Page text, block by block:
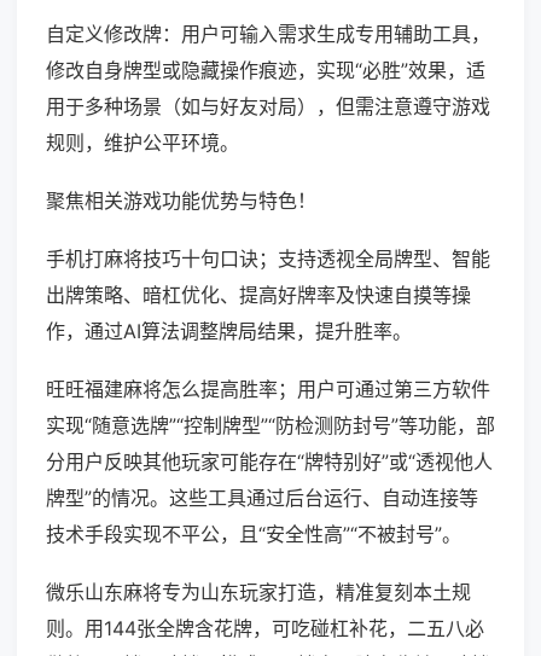
自定义修改牌：用户可输入需求生成专用辅助工具，
修改自身牌型或隐藏操作痕迹，实现“必胜”效果，适
用于多种场景（如与好友对局），但需注意遵守游戏
规则，维护公平环境。
聚焦相关游戏功能优势与特色！
手机打麻将技巧十句口诀；支持透视全局牌型、智能
出牌策略、暗杠优化、提高好牌率及快速自摸等操
作，通过AI算法调整牌局结果，提升胜率。
旺旺福建麻将怎么提高胜率；用户可通过第三方软件
实现“随意选牌”“控制牌型”“防检测防封号”等功能，部
分用户反映其他玩家可能存在“牌特别好”或“透视他人
牌型”的情况。这些工具通过后台运行、自动连接等
技术手段实现不平公，且“安全性高”“不被封号”。
微乐山东麻将专为山东玩家打造，精准复刻本土规
则。用144张全牌含花牌，可吃碰杠补花，二五八必